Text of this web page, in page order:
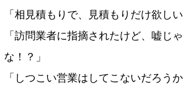
「相見積もりで、見積もりだけ欲しい
「訪問業者に指摘されたけど、嘘じ
な！？」
「しつこい営業はしてこないだろうか